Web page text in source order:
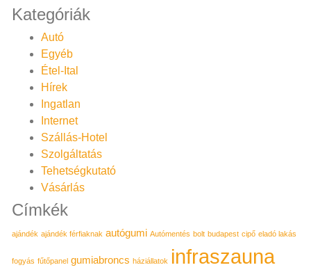
Kategóriák
Autó
Egyéb
Étel-Ital
Hírek
Ingatlan
Internet
Szállás-Hotel
Szolgáltatás
Tehetségkutató
Vásárlás
Címkék
ajándék ajándék férfiaknak autógumi Autómentés bolt budapest cipő eladó lakás
fogyás fűtőpanel gumiabroncs háziállatok infraszauna